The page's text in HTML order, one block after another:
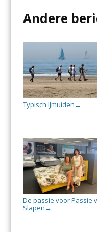
Andere
Typisch IJmuiden →
De passie voor Passie
Slapen →